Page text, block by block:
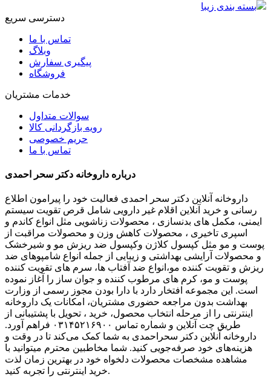
بسته بندی زیبا
دسترسی سریع
تماس با ما
وبلاگ
پیگیری سفارش
فروشگاه
خدمات مشتریان
سوالات متداول
رویه بازگردانی کالا
حریم خصوصی
تماس با ما
درباره داروخانه دکتر سحر احمدی
داروخانه آنلاین دکتر سحر احمدی فعالیت خود را پیرامون اطلاع
رسانی و خرید آنلاین اقلام غیر دارویی شامل قرص تقویت سیستم
ایمنی، مکمل های بدنسازی ، محصولات زناشویی مثل انواع کاندم و
اسپری تاخیری ، محصولات کاهش وزن و محصولات مراقبت از
پوست و مو مثل کپسول کلاژن وکپسول ضد ریزش مو و شیرخشک
و محصولات آرایشی بهداشتی و زیبایی از جمله انواع شامپوهای ضد
ریزش و تقویت کننده مو،انواع ضد آفتاب ها، سرم های تقویت کننده
پوست و مو، کرم های مرطوب کننده و جوان ساز را آغاز نموده
است. این مجموعه افتخار دارد با دارا بودن مجوز رسمی از وزارت
بهداشت بدون مراجعه حضوری مشتریان، امکانات یک داروخانه
اینترنتی را از مرحله انتخاب محصول، خرید ، تحویل با پشتیبانی از
طریق چت آنلاین و شماره تماس ۰۳۱۴۵۲۱۶۹۰۰ فراهم آورد.
داروخانه آنلاین دکتر سحراحمدی به شما کمک می‌کند تا در وقت و
هزینه‌های خود صرفه‌جویی کنید. شما مخاطبین محترم میتوانید با
مشاهده مشخصات محصولات دلخواه خود در بهترین زمان لذت
خرید اینترنتی را تجربه کنید.